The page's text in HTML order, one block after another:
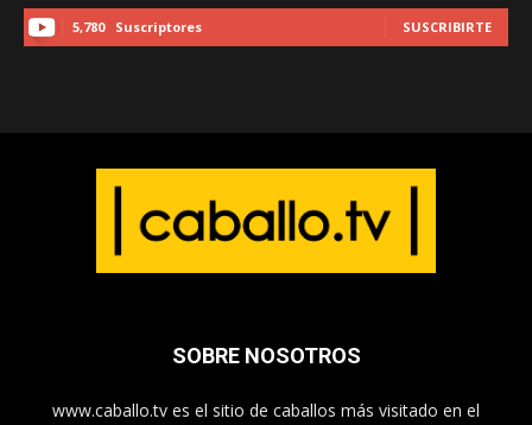
5,780 Suscriptores SUSCRIBIRTE
SOBRE NOSOTROS
www.caballo.tv es el sitio de caballos más visitado en el